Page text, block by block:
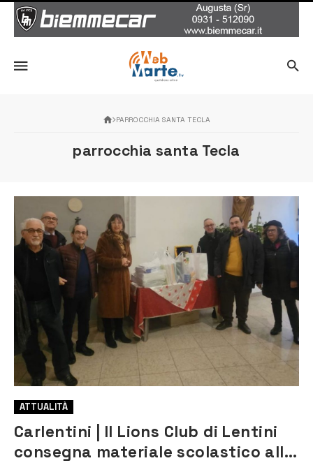
PARROCCHIA SANTA TECLA
parrocchia santa Tecla
ATTUALITÀ
Carlentini | Il Lions Club di Lentini
consegna materiale scolastico alla